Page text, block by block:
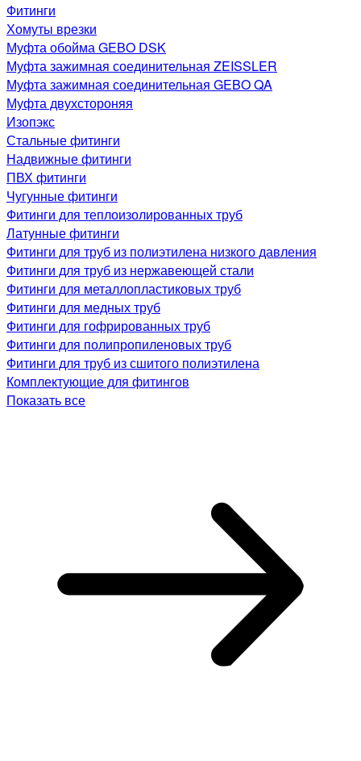
Фитинги
Хомуты врезки
Муфта обойма GEBO DSK
Муфта зажимная соединительная ZEISSLER
Муфта зажимная соединительная GEBO QA
Муфта двухстороняя
Изопэкс
Стальные фитинги
Надвижные фитинги
ПВХ фитинги
Чугунные фитинги
Фитинги для теплоизолированных труб
Латунные фитинги
Фитинги для труб из полиэтилена низкого давления
Фитинги для труб из нержавеющей стали
Фитинги для металлопластиковых труб
Фитинги для медных труб
Фитинги для гофрированных труб
Фитинги для полипропиленовых труб
Фитинги для труб из сшитого полиэтилена
Комплектующие для фитингов
Показать все